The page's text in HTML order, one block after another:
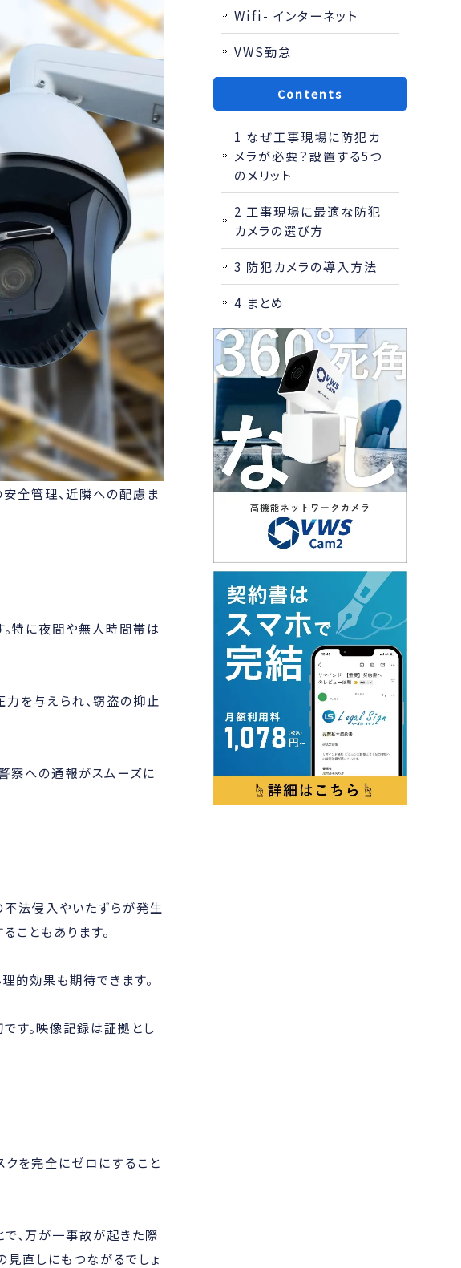
全管理、近隣への配慮ま
特に夜間や無人時間帯は
力を与えられ、窃盗の抑止
察への通報がスムーズに
法侵入やいたずらが発生
こともあります。
的効果も期待できます。
す。映像記録は証拠とし
を完全にゼロにすること
、万が一事故が起きた際
見直しにもつながるでしょ
Wifi- インターネット
VWS勤怠
Contents
1 なぜ工事現場に防犯カ
メラが必要？設置する5つ
のメリット
2 工事現場に最適な防犯
カメラの選び方
3 防犯カメラの導入方法
4 まとめ